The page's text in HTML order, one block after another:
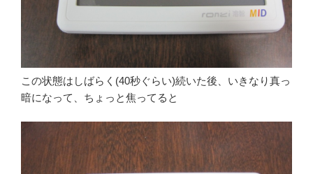
この状態はしばらく(40秒ぐらい)続いた後、いきなり真っ
暗になって、ちょっと焦ってると